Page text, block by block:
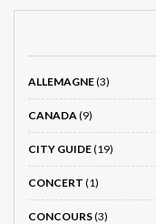
ALLEMAGNE(3)
CANADA (9)
CITY GUIDE(19)
CONCERT (1)
CONCOURS(3)